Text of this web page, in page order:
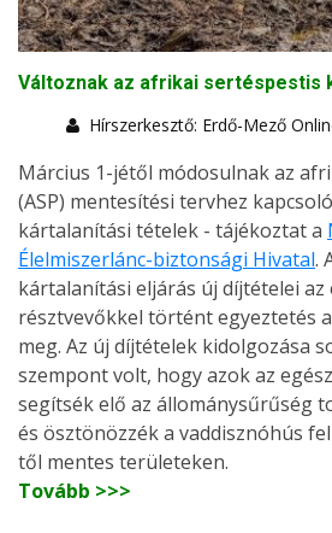
Változnak az afrikai sertéspestis
Hírszerkesztő: Erdő-Mező
Március 1-jétől módosulnak az
(ASP) mentesítési tervhez
kártalanítási tételek - tájékoztat a
Élelmiszerlánc-biztonsági Hivatal.
kártalanítási eljárás új díjtételei
résztvevőkkel történt egyeztetés
meg. Az új díjtételek kidolgozása
szempont volt, hogy azok az
segítsék elő az állománysűrűség
és ösztönözzék a vaddisznóhús
től mentes területeken.
Tovább >>>